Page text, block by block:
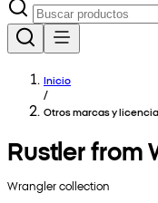
Inicio
/
Otros marcas y
Rustler from
Wranglercollection